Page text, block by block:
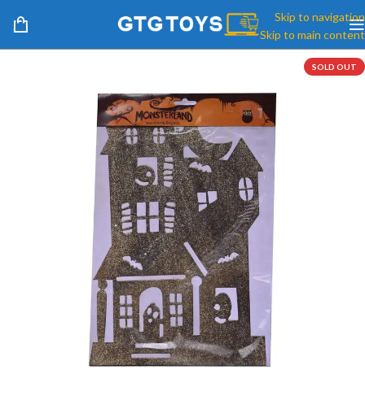
Skip to navigation
Skip to main content
SOLD OUT